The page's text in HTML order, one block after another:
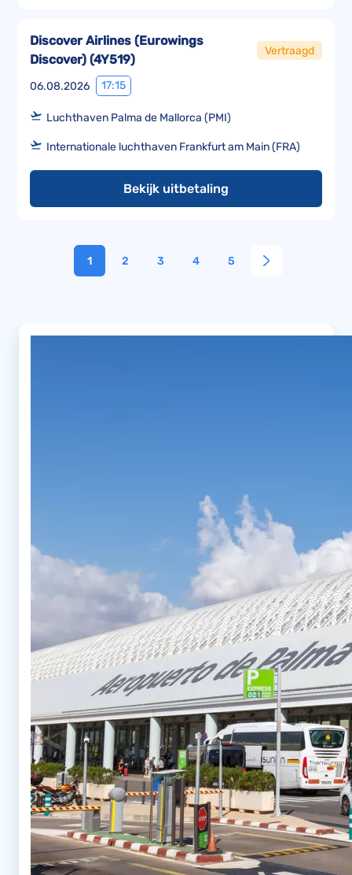
06.08.2026 17:15
Discover Airlines (Eurowings
Discover) (4Y519)
Vertraagd
Luchthaven Palma de Mallorca (PMI)
Internationale luchthaven Frankfurt am Main (FRA)
Bekijk uitbetaling
1 2 3 4 5